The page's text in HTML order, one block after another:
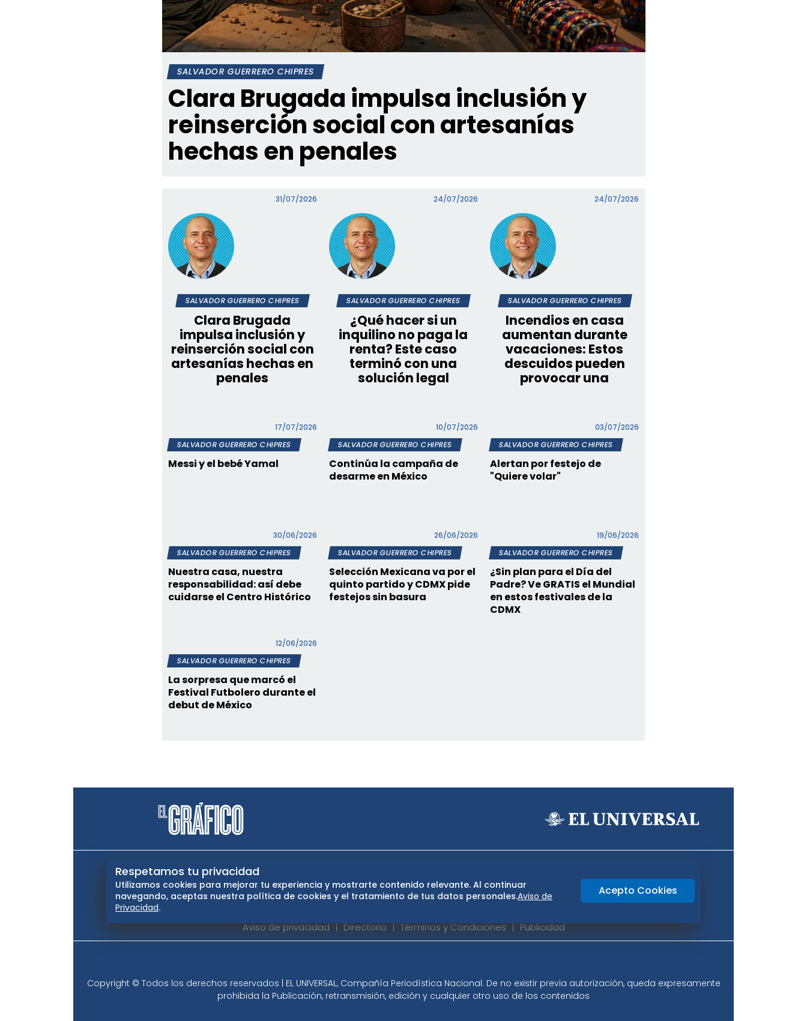
SALVADOR GUERRERO CHIPRES
Clara Brugada impulsa inclusión y
reinserción social con artesanías
hechas en penales
31/07/2026
SALVADOR GUERRERO CHIPRES
Clara Brugada
impulsa inclusión y
reinserción social con
artesanías hechas en
penales
24/07/2026
SALVADOR GUERRERO CHIPRES
¿Qué hacer si un
inquilino no paga la
renta? Este caso
terminó con una
solución legal
24/07/2026
SALVADOR GUERRERO CHIPRES
Incendios en casa
aumentan durante
vacaciones: Estos
descuidos pueden
provocar una
17/07/2026
SALVADOR GUERRERO CHIPRES
Messi y el bebé Yamal
10/07/2026
SALVADOR GUERRERO CHIPRES
Continúa la campaña de
desarme en México
03/07/2026
SALVADOR GUERRERO CHIPRES
Alertan por festejo de
"Quiere volar"
30/06/2026
SALVADOR GUERRERO CHIPRES
Nuestra casa, nuestra
responsabilidad: así debe
cuidarse el Centro Histórico
26/06/2026
SALVADOR GUERRERO CHIPRES
Selección Mexicana va por el
quinto partido y CDMX pide
festejos sin basura
19/06/2026
SALVADOR GUERRERO CHIPRES
¿Sin plan para el Día del
Padre? Ve GRATIS el Mundial
en estos festivales de la
CDMX
12/06/2026
SALVADOR GUERRERO CHIPRES
La sorpresa que marcó el
Festival Futbolero durante el
debut de México
El Universal Vive USA Clase
Querétaro
San Luis Potosí Edomex Consultas Hidalgo Oaxaca
Aviso de privacidad Directorio Términos y Condiciones Publicidad
Copyright © Todos los derechos reservados | EL UNIVERSAL, Compañía Periodística Nacional. De no existir previa autorización, queda expresamente
prohibida la Publicación, retransmisión, edición y cualquier otro uso de los contenidos
Respetamos tu privacidad
Utilizamos cookies para mejorar tu experiencia y mostrarte contenido relevante. Al continuar
navegando, aceptas nuestra política de cookies y el tratamiento de tus datos personales.Aviso de
Privacidad.
Acepto Cookies